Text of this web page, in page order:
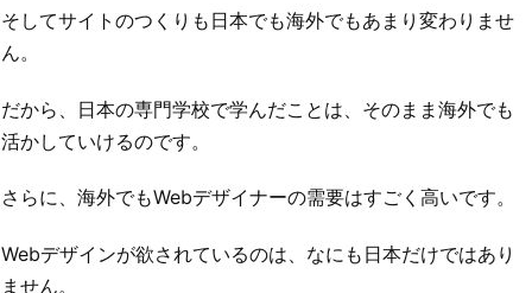
そしてサイトのつくりも日本でも海外でもあまり変わりませ
ん。
だから、日本の専門学校で学んだことは、そのまま海外でも
活かしていけるのです。
さらに、海外でもWebデザイナーの需要はすごく高いです。
Webデザインが欲されているのは、なにも日本だけではあり
ません。